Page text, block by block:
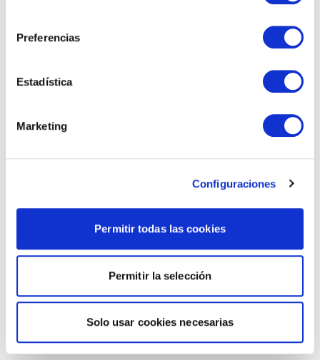
Preferencias
Estadística
Marketing
Configuraciones
Permitir todas las cookies
Permitir la selección
Solo usar cookies necesarias